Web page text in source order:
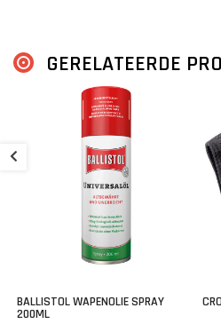
GERELATEERDE
BALLISTOL WAPENOLIE SPRAY
200ML